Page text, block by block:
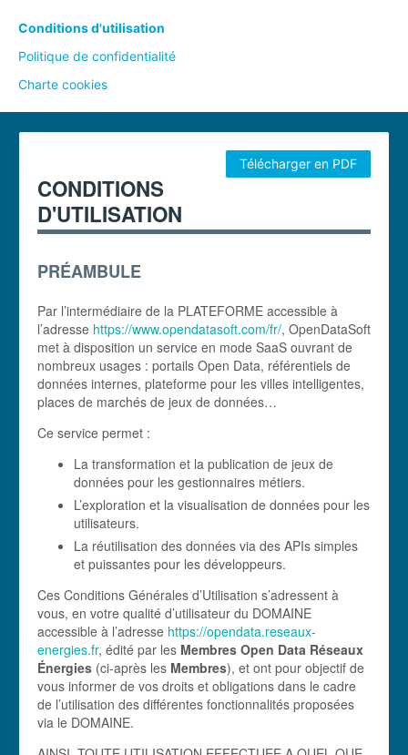
Conditions d'utilisation
Politique de confidentialité
Charte cookies
Télécharger en PDF
CONDITIONS
D'UTILISATION
PRÉAMBULE
Par l’intermédiaire de la PLATEFORME accessible à
l’adresse https://www.opendatasoft.com/fr/, OpenDataSoft
met à disposition un service en mode SaaS ouvrant de
nombreux usages : portails Open Data, référentiels de
données internes, plateforme pour les villes intelligentes,
places de marchés de jeux de données…
Ce service permet :
La transformation et la publication de jeux de
données pour les gestionnaires métiers.
L’exploration et la visualisation de données pour les
utilisateurs.
La réutilisation des données via des APIs simples
et puissantes pour les développeurs.
Ces Conditions Générales d’Utilisation s’adressent à
vous, en votre qualité d’utilisateur du DOMAINE
accessible à l’adresse https://opendata.reseaux-
energies.fr, édité par les Membres Open Data Réseaux
Énergies (ci-après les Membres), et ont pour objectif de
vous informer de vos droits et obligations dans le cadre
de l’utilisation des différentes fonctionnalités proposées
via le DOMAINE.